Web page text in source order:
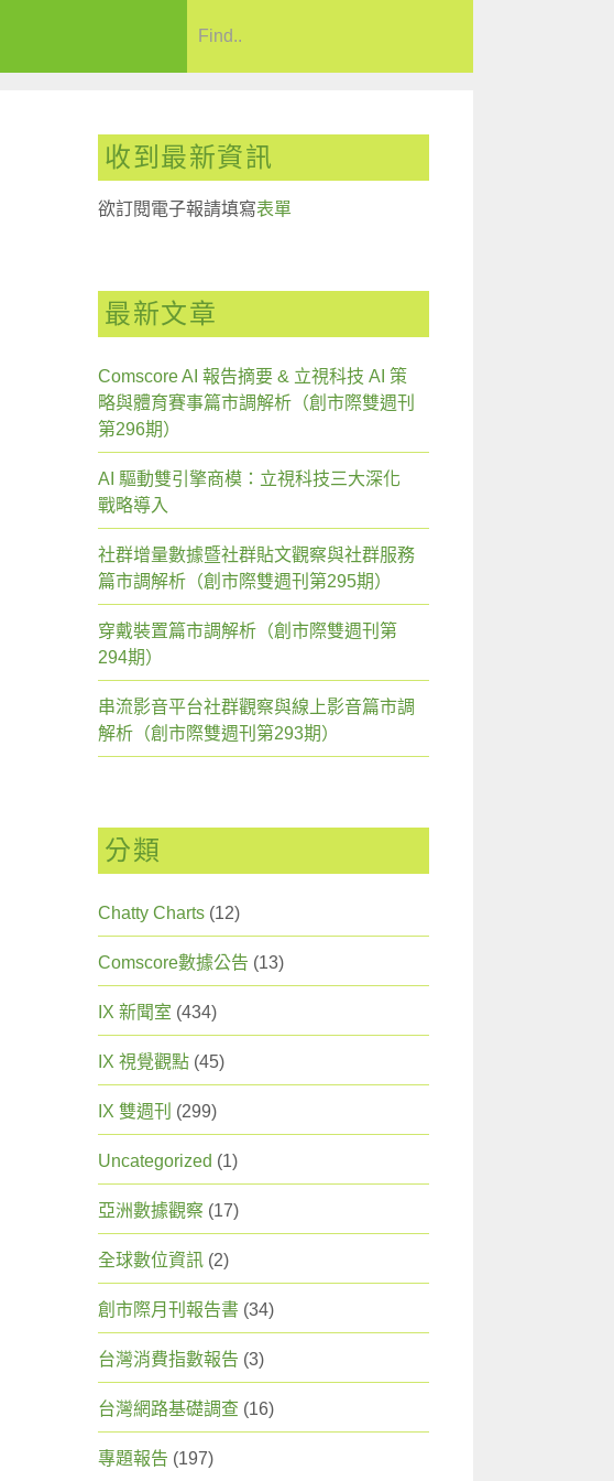
收到最新資訊
欲訂閱電子報請填寫表單
最新文章
Comscore AI 報告摘要 & 立視科技 AI 策
略與體育賽事篇市調解析（創市際雙週刊
第296期）
AI 驅動雙引擎商模：立視科技三大深化
戰略導入
社群增量數據暨社群貼文觀察與社群服務
篇市調解析（創市際雙週刊第295期）
穿戴裝置篇市調解析（創市際雙週刊第
294期）
串流影音平台社群觀察與線上影音篇市調
解析（創市際雙週刊第293期）
分類
Chatty Charts (12)
Comscore數據公告 (13)
IX 新聞室 (434)
IX 視覺觀點 (45)
IX 雙週刊 (299)
Uncategorized (1)
亞洲數據觀察 (17)
全球數位資訊 (2)
創市際月刊報告書 (34)
台灣消費指數報告 (3)
台灣網路基礎調查 (16)
專題報告 (197)